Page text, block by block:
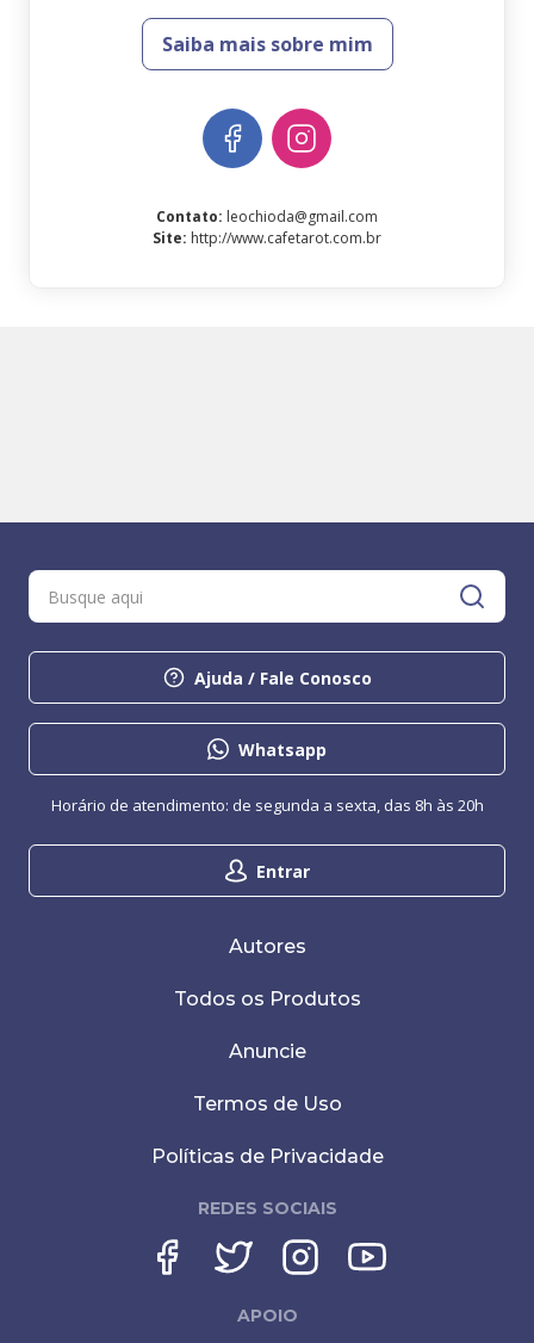
Saiba mais sobre mim
Contato: leochioda@gmail.com
Site: http://www.cafetarot.com.br
Ajuda / Fale Conosco
Whatsapp
Entrar
Horário de atendimento: de segunda a sexta, das 8h às 20h
Autores
Todos os Produtos
Anuncie
Termos de Uso
Políticas de Privacidade
REDES SOCIAIS
APOIO